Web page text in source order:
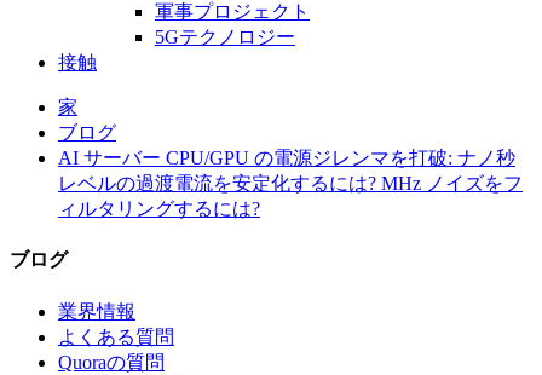
軍事プロジェクト
5Gテクノロジー
接触
家
ブログ
AI サーバー CPU/GPU の電源ジレンマを打破: ナノ秒
レベルの過渡電流を安定化するには? MHz ノイズをフ
ィルタリングするには?
ブログ
業界情報
よくある質問
Quoraの質問